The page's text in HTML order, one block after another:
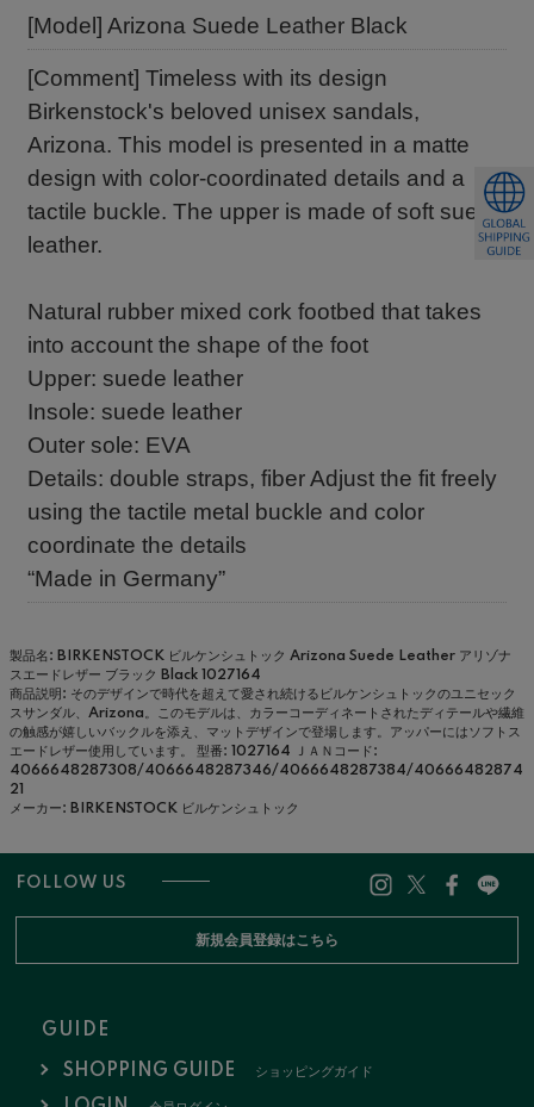
[Model] Arizona Suede Leather Black
[Comment] Timeless with its design
Birkenstock's beloved unisex sandals,
Arizona. This model is presented in a matte
design with color-coordinated details and a
tactile buckle. The upper is made of soft suede
leather.
Natural rubber mixed cork footbed that takes
into account the shape of the foot
Upper: suede leather
Insole: suede leather
Outer sole: EVA
Details: double straps, fiber Adjust the fit freely
using the tactile metal buckle and color
coordinate the details
“Made in Germany”
製品名: BIRKENSTOCK ビルケンシュトック Arizona Suede Leather アリゾナ
スエードレザー ブラック Black 1027164
商品説明: そのデザインで時代を超えて愛され続けるビルケンシュトックのユニセック
スサンダル、Arizona。このモデルは、カラーコーディネートされたディテールや繊維
の触感が嬉しいバックルを添え、マットデザインで登場します。アッパーにはソフトス
エードレザー使用しています。
型番: 1027164 ＪＡＮコード:
4066648287308/4066648287346/4066648287384/40666482874
21
メーカー: BIRKENSTOCK ビルケンシュトック
FOLLOW US
新規会員登録はこちら
GUIDE
SHOPPING GUIDE ショッピングガイド